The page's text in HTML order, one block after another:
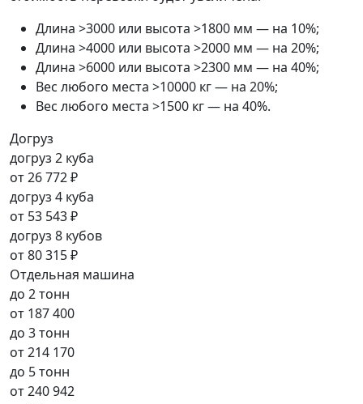
Длина >3000 или высота >1800 мм — на 10%;
Длина >4000 или высота >2000 мм — на 20%;
Длина >6000 или высота >2300 мм — на 40%;
Вес любого места >10000 кг — на 20%;
Вес любого места >1500 кг — на 40%.
Догруз
догруз 2 куба
от26 772 ₽
догруз 4 куба
от 53 543 ₽
догруз 8 кубов
от80 315 ₽
Отдельная машина
до 2 тонн
от 187 400
до 3 тонн
от214 170
до 5 тонн
от240 942